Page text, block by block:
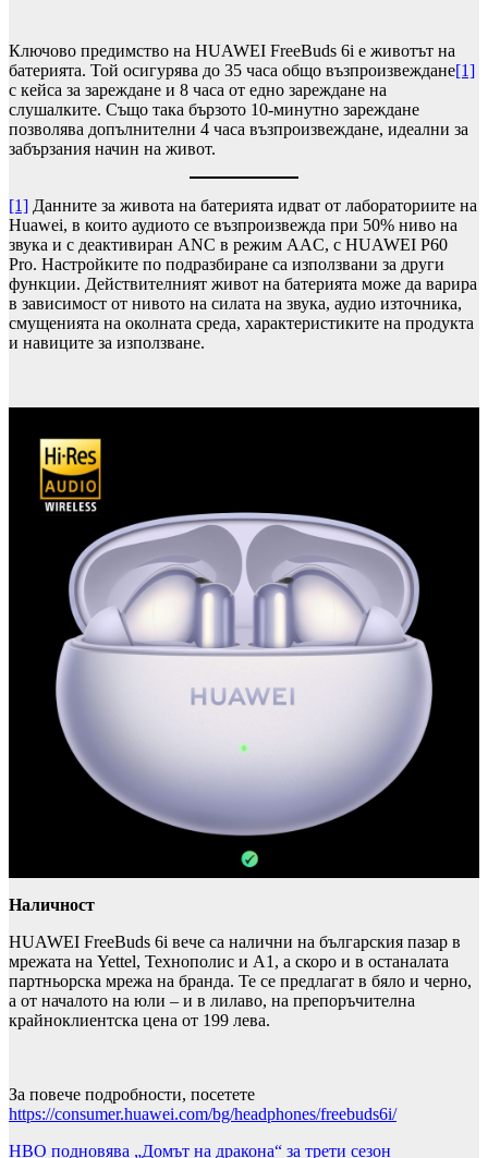
Ключово предимство на HUAWEI FreeBuds 6i е животът на
батерията. Той осигурява до 35 часа общо възпроизвеждане[1]
с кейса за зареждане и 8 часа от едно зареждане на
слушалките. Също така бързото 10-минутно зареждане
позволява допълнителни 4 часа възпроизвеждане, идеални за
забързания начин на живот.
[1] Данните за живота на батерията идват от лабораториите на
Huawei, в които аудиото се възпроизвежда при 50% ниво на
звука и с деактивиран ANC в режим AAC, с HUAWEI P60
Pro. Настройките по подразбиране са използвани за други
функции. Действителният живот на батерията може да варира
в зависимост от нивото на силата на звука, аудио източника,
смущенията на околната среда, характеристиките на продукта
и навиците за използване.
Наличност
HUAWEI FreeBuds 6i вече са налични на българския пазар в
мрежата на Yettel, Технополис и A1, а скоро и в останалата
партньорска мрежа на бранда. Те се предлагат в бяло и черно,
а от началото на юли – и в лилаво, на препоръчителна
крайноклиентска цена от 199 лева.
За повече подробности, посетете
https://consumer.huawei.com/bg/headphones/freebuds6i/
HBO подновява „Домът на дракона“ за трети сезон